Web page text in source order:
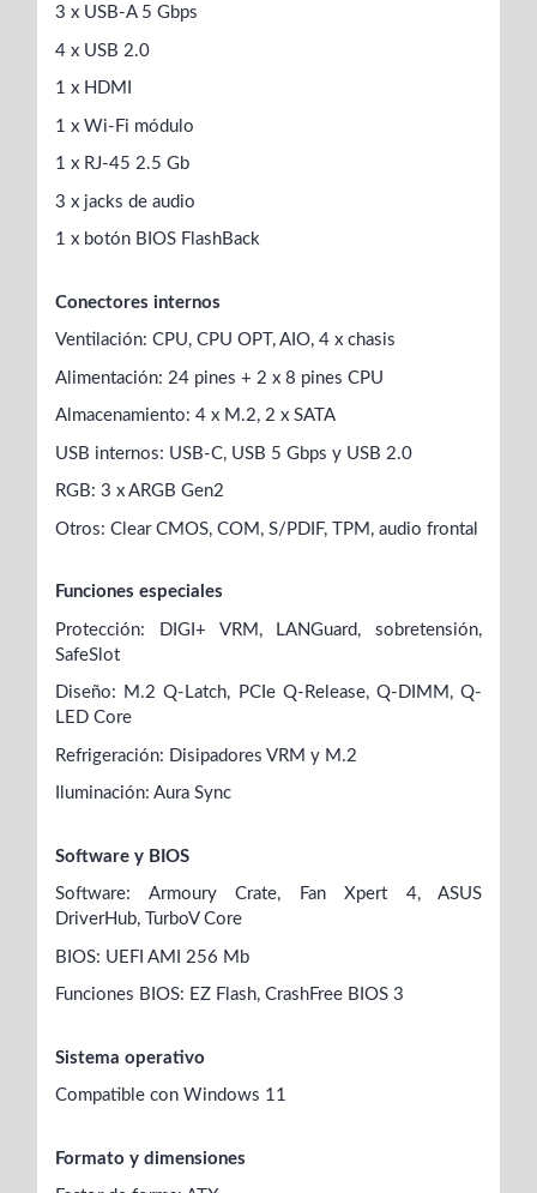
3 x USB-A 5 Gbps
4 x USB 2.0
1 x HDMI
1 x Wi-Fi módulo
1 x RJ-45 2.5 Gb
3 x jacks de audio
1 x botón BIOS FlashBack
Conectores internos
Ventilación: CPU, CPU OPT, AIO, 4 x chasis
Alimentación: 24 pines + 2 x 8 pines CPU
Almacenamiento: 4 x M.2, 2 x SATA
USB internos: USB-C, USB 5 Gbps y USB 2.0
RGB: 3 x ARGB Gen2
Otros: Clear CMOS, COM, S/PDIF, TPM, audio frontal
Funciones especiales
Protección: DIGI+ VRM, LANGuard, sobretensión,
SafeSlot
Diseño: M.2 Q-Latch, PCIe Q-Release, Q-DIMM, Q-
LED Core
Refrigeración: Disipadores VRM y M.2
Iluminación: Aura Sync
Software y BIOS
Software: Armoury Crate, Fan Xpert 4, ASUS
DriverHub, TurboV Core
BIOS: UEFI AMI 256 Mb
Funciones BIOS: EZ Flash, CrashFree BIOS 3
Sistema operativo
Compatible con Windows 11
Formato y dimensiones